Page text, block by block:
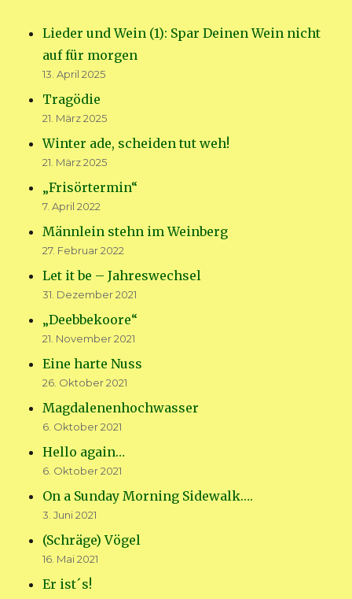
Lieder und Wein (1): Spar Deinen Wein nicht
auf für morgen
13. April 2025
Tragödie
21. März 2025
Winter ade, scheiden tut weh!
21. März 2025
„Frisörtermin“
7. April 2022
Männlein stehn im Weinberg
27. Februar 2022
Let it be – Jahreswechsel
31. Dezember 2021
„Deebbekoore“
21. November 2021
Eine harte Nuss
26. Oktober 2021
Magdalenenhochwasser
6. Oktober 2021
Hello again…
6. Oktober 2021
On a Sunday Morning Sidewalk….
3. Juni 2021
(Schräge) Vögel
16. Mai 2021
Er ist´s!